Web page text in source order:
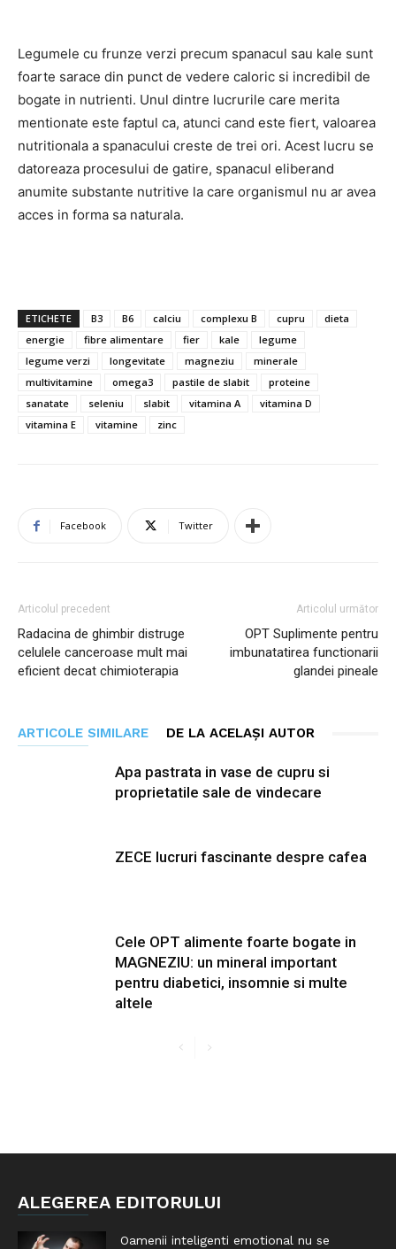
Legumele cu frunze verzi precum spanacul sau kale sunt
foarte sarace din punct de vedere caloric si incredibil de
bogate in nutrienti. Unul dintre lucrurile care merita
mentionate este faptul ca, atunci cand este fiert, valoarea
nutritionala a spanacului creste de trei ori. Acest lucru se
datoreaza procesului de gatire, spanacul eliberand
anumite substante nutritive la care organismul nu ar avea
acces in forma sa naturala.
ETICHETE B3 B6 calciu complexu B cupru
dieta
energie
fibre alimentare fier kale
legume
legume verzi
longevitate magneziu
minerale
multivitamine
omega3 pastile de slabit
proteine
sanatate
seleniu slabit vitamina A
vitamina D
vitamina E
vitamine zinc
Facebook Twitter
Articolul precedent
Radacina de ghimbir distruge
celulele canceroase mult mai
eficient decat chimioterapia
Articolul următor
OPT Suplimente pentru
imbunatatirea functionarii
glandei pineale
ARTICOLE SIMILARE DE LA ACELAȘI AUTOR
Apa pastrata in vase de cupru si
proprietatile sale de vindecare
ZECE lucruri fascinante despre cafea
Cele OPT alimente foarte bogate in
MAGNEZIU: un mineral important
pentru diabetici, insomnie si multe
altele
ALEGEREA EDITORULUI
Oamenii inteligenti emotional nu se